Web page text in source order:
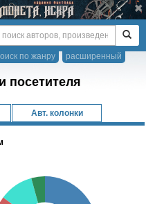
расширенный
по жанру
посетителя
Авт. колонки